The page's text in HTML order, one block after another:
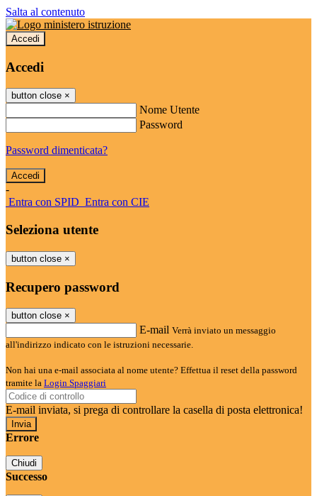
Salta al contenuto
Accedi
Accedi
button close ×
Nome Utente
Password
Password dimenticata?
-
Entra con SPID Entra con CIE
Seleziona utente
button close ×
Recupero password
button close ×
E-mail Verrà inviato un messaggio
all'indirizzo indicato con le istruzioni necessarie.
Non hai una e-mail associata al nome utente? Effettua il reset della password
tramite la Login Spaggiari
E-mail inviata, si prega di controllare la casella di posta elettronica!
Errore
Chiudi
Successo